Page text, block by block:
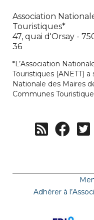
Association
Touristiques*
47, quai d'Orsay -
36
*L’Association
Touristiques (ANETT) a
Nationale des Maires
Communes
Adhérer à